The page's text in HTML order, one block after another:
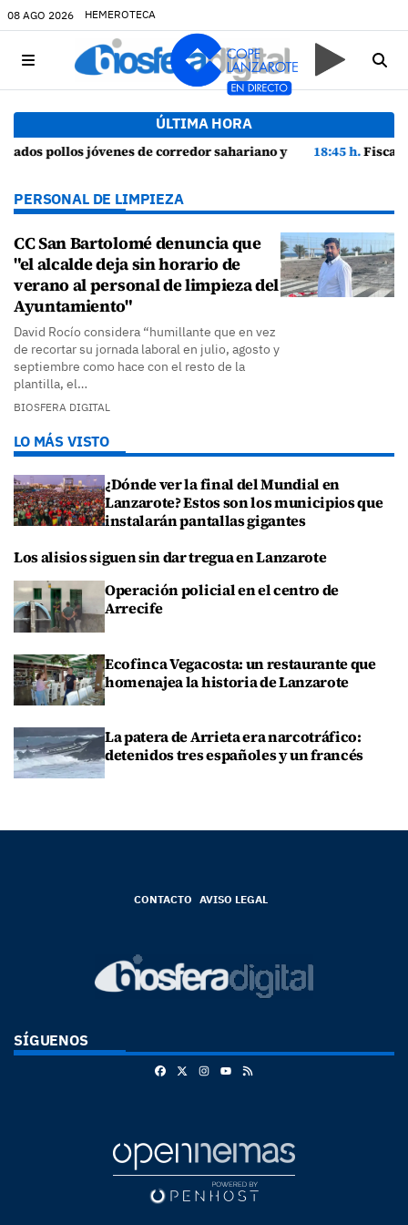
08 AGO 2026 HEMEROTECA
ÚLTIMA HORA
de cortejo de hubara cerca del rally de Lanzarote
18:45 h.Fiscalía denuncia a Yonathan de León y a Echedey
PERSONAL DE LIMPIEZA
CC San Bartolomé denuncia que
"el alcalde deja sin horario de
verano al personal de limpieza del
Ayuntamiento"
David Rocío considera “humillante que en vez
de recortar su jornada laboral en julio, agosto y
septiembre como hace con el resto de la
plantilla, el…
BIOSFERA DIGITAL
LO MÁS VISTO
¿Dónde ver la final del Mundial en
Lanzarote? Estos son los municipios que
instalarán pantallas gigantes
Los alisios siguen sin dar tregua en Lanzarote
Operación policial en el centro de
Arrecife
Ecofinca Vegacosta: un restaurante que
homenajea la historia de Lanzarote
La patera de Arrieta era narcotráfico:
detenidos tres españoles y un francés
CONTACTO AVISO LEGAL
SÍGUENOS
FacebookInstagram